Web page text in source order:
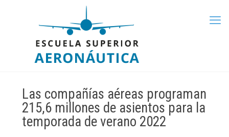
Las compañías aéreas programan
215,6 millones de asientos para la
temporada de verano 2022